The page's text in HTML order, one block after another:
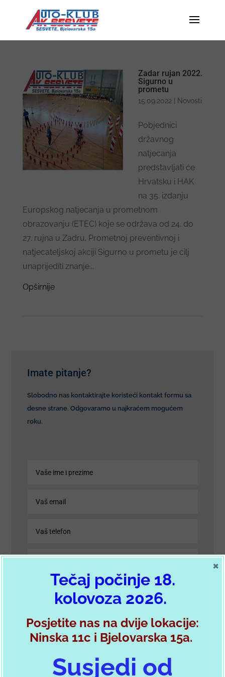
Zadar rujan 2022.
Sigurno u
prometu
15.09.2022 Novosti
Pobjednici
državnog
natjecanja
predstavljati će
Hrvatsku i HAK
na 35. izdanju
Europskog natjecanja u prometnom
obrazovanju (ETEC) koje se održava od 24. do
27. rujna u Zadru. Prometnoj preventivnoj i
natjecateljskoj akciji Sigurno u prometu je cilj
unaprijediti znanje...
Opširnije
Imate pitanje?
Slobodno nas kontaktirajte koristeći kontakt formu sa
desne strane. Odgovaramo u najkraćem mogućem
roku.
Tečaj počinje 18.
kolovoza 2026.
Posjetite nas na dvije lokacije:
Ninska 11c i Bjelovarska 15a.
Susjedi od
×